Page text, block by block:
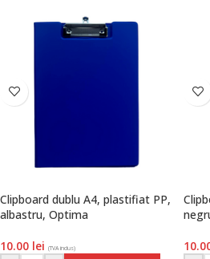
Clipboard dublu A4, plastifiat PP,
albastru, Optima
10.00 lei (TVA inclus)